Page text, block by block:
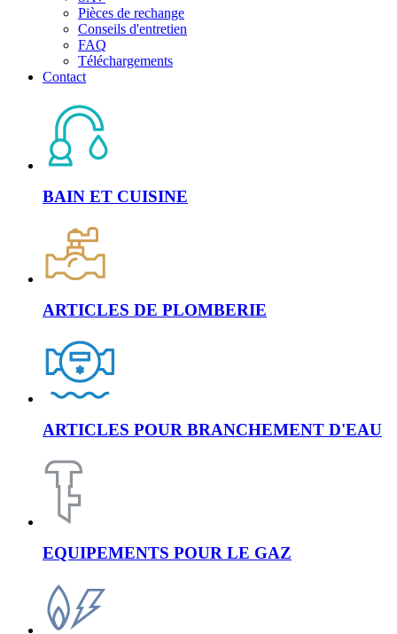
Pièces de rechange
Conseils d'entretien
FAQ
Téléchargements
Contact
BAIN ET CUISINE
ARTICLES DE PLOMBERIE
ARTICLES POUR BRANCHEMENT D'EAU
EQUIPEMENTS POUR LE GAZ